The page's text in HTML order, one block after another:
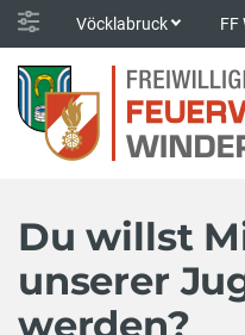
Vöcklabruck FF
Du willst
unserer
werden?